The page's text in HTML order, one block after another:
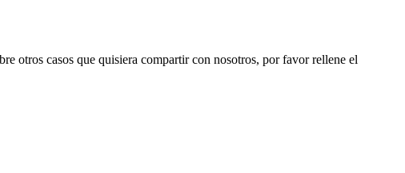
otros casos que quisiera compartir con nosotros, por favor rellene el